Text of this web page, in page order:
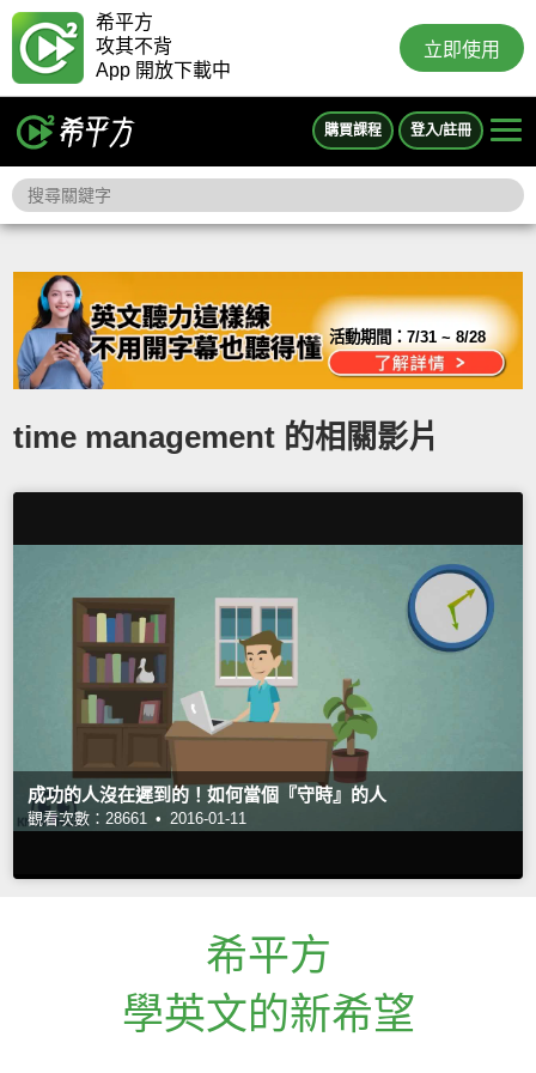
希平方
攻其不背
App 開放下載中
立即使用
購買課程 登入/註冊
活動期間：7/31 ~ 8/28
time management 的相關影片
成功的人沒在遲到的！如何當個『守時』的人
觀看次數：28661 • 2016-01-11
希平方
學英文的新希望